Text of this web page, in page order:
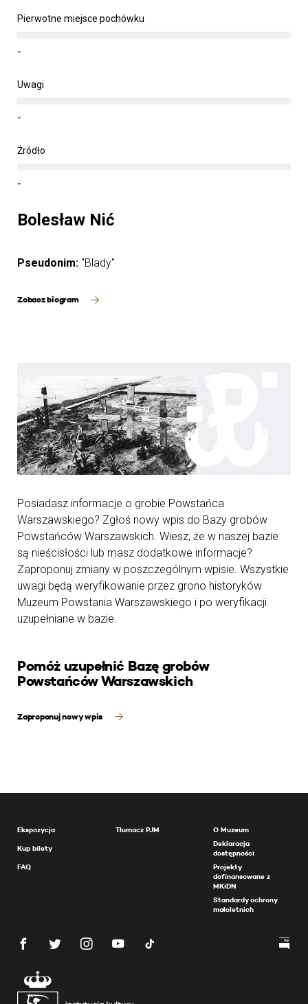
Pierwotne miejsce pochówku
-
Uwagi
-
Źródło
-
Bolesław Nić
Pseudonim: "Blady"
Zobacz biogram
Posiadasz informacje o grobie Powstańca
Warszawskiego? Zgłoś nowy wpis do Bazy grobów
Powstańców Warszawskich. Wiesz, że w naszej bazie
są nieścisłości lub masz dodatkowe informacje?
Zaproponuj zmiany w poszczególnym wpisie. Wszystkie
uwagi będą weryfikowanie przez grono historyków
Muzeum Powstania Warszawskiego i po weryfikacji
uzupełniane w bazie.
Pomóż uzupełnić Bazę grobów
Powstańców Warszawskich
Zaproponuj nowy wpis
Ekspozycja
Kup bilety
FAQ
Tłumacz PJM
O Muzeum
Deklaracja
dostępności
Projekty
dofinansowane z
MKiDN
Standardy ochrony
małoletnich